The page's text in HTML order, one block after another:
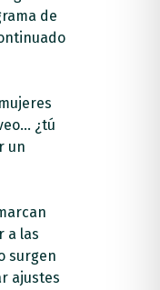
de
¿tú
un
a las
surgen
ajustes